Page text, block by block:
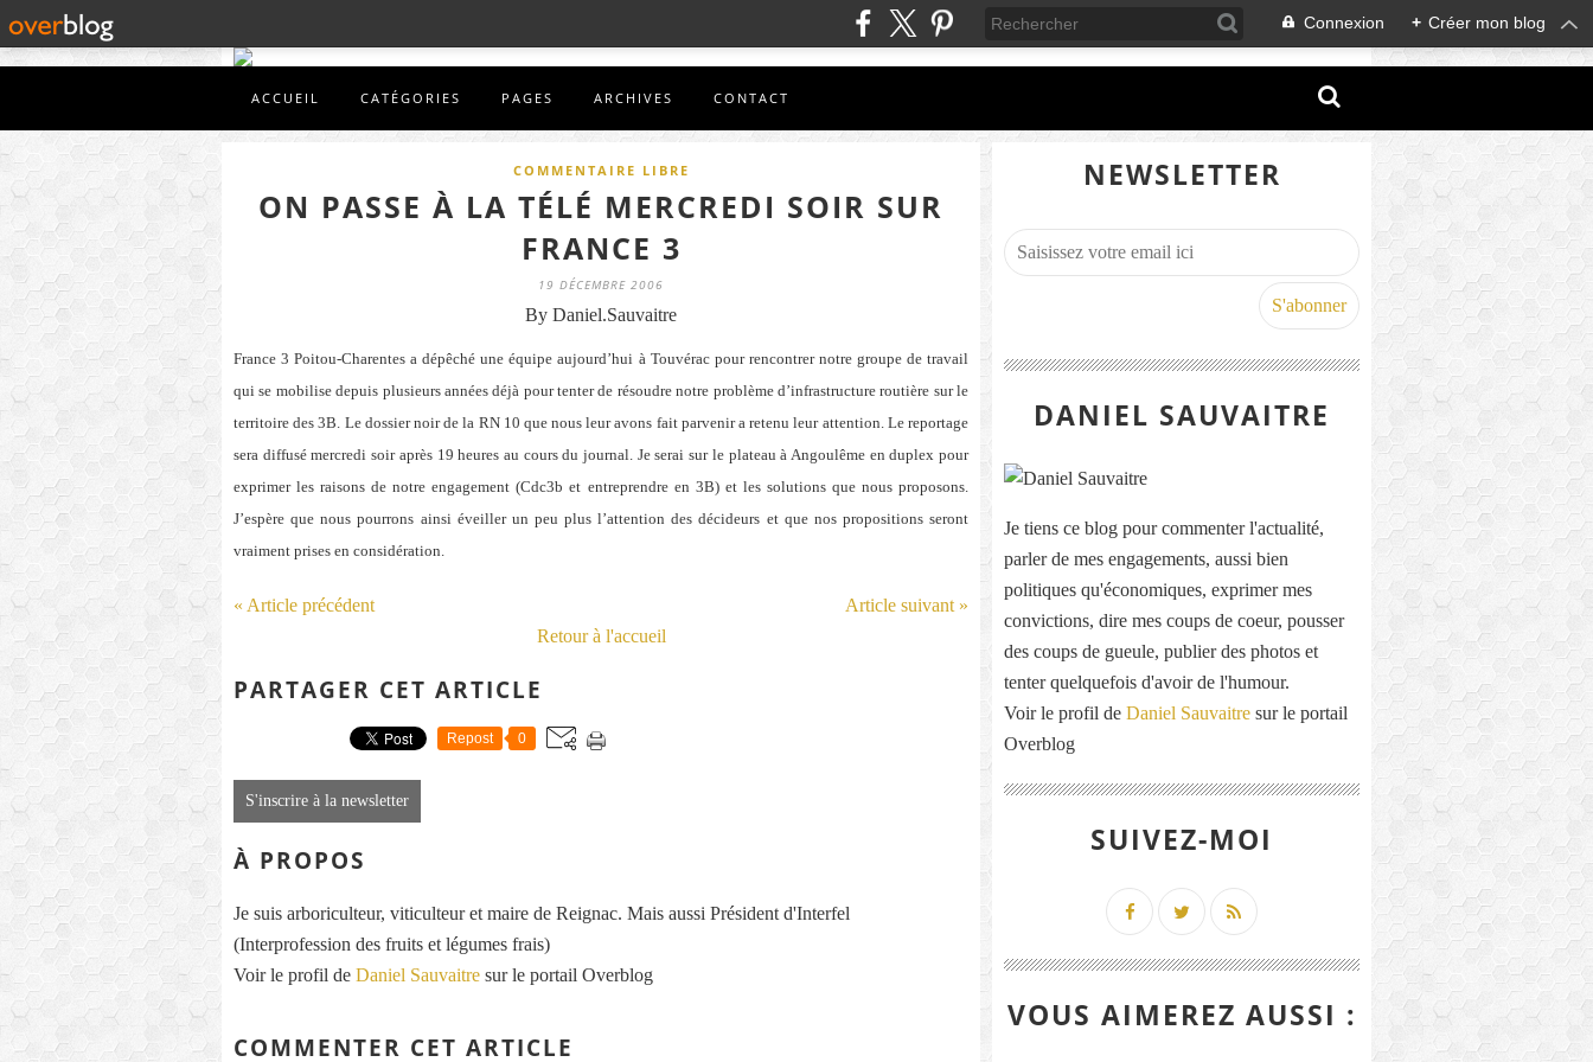
Connexion + Créer mon blog
ACCUEIL CATÉGORIES PAGES ARCHIVES CONTACT
COMMENTAIRE LIBRE
ON PASSE À LA TÉLÉ MERCREDI SOIR SUR
FRANCE 3
19 DÉCEMBRE 2006
By Daniel.Sauvaitre
France 3 Poitou-Charentes a dépêché une équipe aujourd’hui à Touvérac pour rencontrer notre groupe de travail
qui se mobilise depuis plusieurs années déjà pour tenter de résoudre notre problème d’infrastructure routière sur le
territoire des 3B. Le dossier noir dela RN10 que nous leur avons fait parvenir a retenu leur attention. Le reportage
sera diffusé mercredi soir après 19 heures au cours du journal. Je serai sur le plateau à Angoulême en duplex pour
exprimer les raisons de notre engagement (Cdc3b et entreprendre en 3B) et les solutions que nous proposons.
J’espère que nous pourrons ainsi éveiller un peu plus l’attention des décideurs et que nos propositions seront
vraiment prises en considération.
« Article précédent
Article suivant »
Retour à l'accueil
PARTAGER CET ARTICLE
Repost 0
S'inscrire à la newsletter
À PROPOS
Je suis arboriculteur, viticulteur et maire de Reignac. Mais aussi Président d'Interfel
(Interprofession des fruits et légumes frais)
Voir le profil de Daniel Sauvaitre sur le portail Overblog
COMMENTER CET ARTICLE
NEWSLETTER
DANIEL SAUVAITRE
Je tiens ce blog pour commenter l'actualité,
parler de mes engagements, aussi bien
politiques qu'économiques, exprimer mes
convictions, dire mes coups de coeur, pousser
des coups de gueule, publier des photos et
tenter quelquefois d'avoir de l'humour.
Voir le profil de Daniel Sauvaitre sur le portail
Overblog
SUIVEZ-MOI
VOUS AIMEREZ AUSSI :